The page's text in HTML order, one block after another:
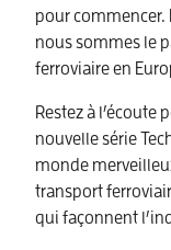
pour commencer.
nous sommes le
ferroviaire en
Restez à l’écoute
nouvelle série
monde
transport
qui façonnent